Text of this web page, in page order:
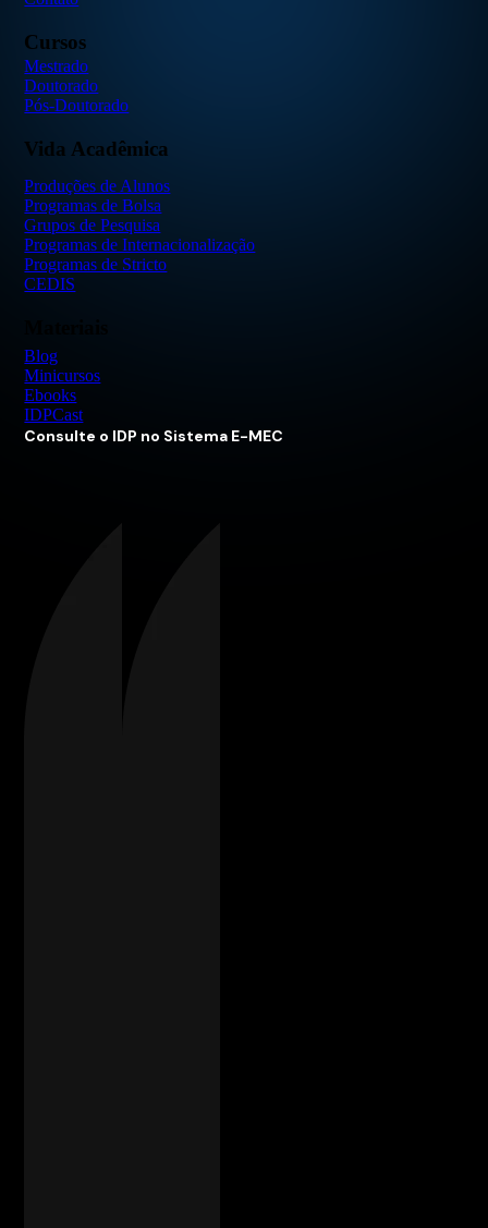
Cursos
Mestrado
Doutorado
Pós-Doutorado
Vida Acadêmica
Produções de Alunos
Programas de Bolsa
Grupos de Pesquisa
Programas de Internacionalização
Programas de Stricto
CEDIS
Blog
Minicursos
Ebooks
IDPCast
Consulte o IDP no Sistema E-MEC